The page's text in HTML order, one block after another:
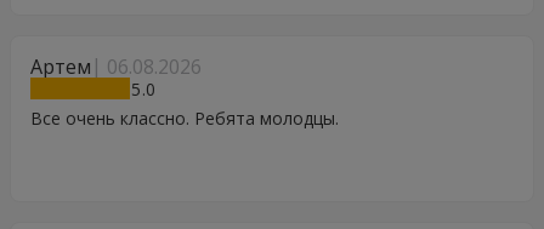
Артем 06.08.2026
5
Все очень классно. Ребята молодцы.